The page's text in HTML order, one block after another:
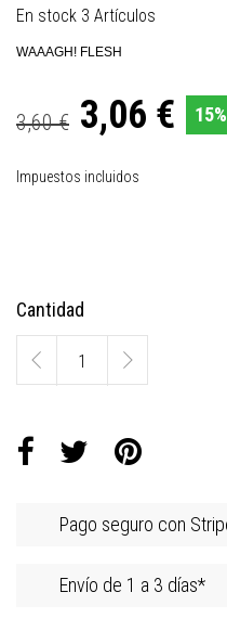
En stock 3 Artículos
WAAAGH! FLESH
3,60 € 3,06 €
Impuestos incluidos
Cantidad
Pago seguro con
Envío de 1 a 3 días*